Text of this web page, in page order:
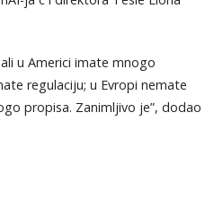
u Americi imate mnogo
regulaciju; u Evropi nemate
propisa. Zanimljivo je”, dodao